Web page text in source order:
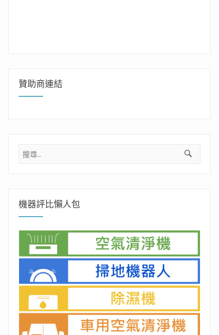
贊助商連結
搜
機器評比懶人包